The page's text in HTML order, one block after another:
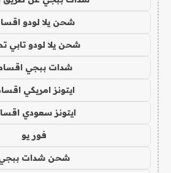
شحن يلا لودو
شحن يلا لودو تابي
شدات ببجي
ايتونز امريكي
ايتونز سعودي
فور يو
شحن شدات